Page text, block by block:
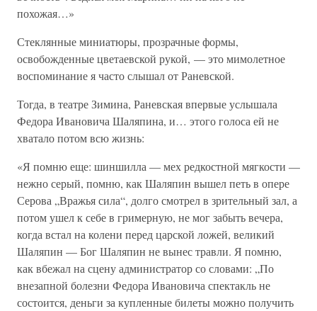
похожая…»
Стеклянные миниатюры, прозрачные формы,
освобожденные цветаевской рукой, — это мимолетное
воспоминание я часто слышал от Раневской.
Тогда, в театре Зимина, Раневская впервые услышала
Федора Ивановича Шаляпина, и… этого голоса ей не
хватало потом всю жизнь:
«Я помню еще: шиншилла — мех редкостной мягкости —
нежно серый, помню, как Шаляпин вышел петь в опере
Серова „Вражья сила“, долго смотрел в зрительный зал, а
потом ушел к себе в гримерную, не мог забыть вечера,
когда встал на колени перед царской ложей, великий
Шаляпин — Бог Шаляпин не вынес травли. Я помню,
как вбежал на сцену администратор со словами: „По
внезапной болезни Федора Ивановича спектакль не
состоится, деньги за купленные билеты можно получить